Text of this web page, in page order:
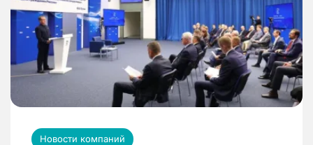
Новости компаний